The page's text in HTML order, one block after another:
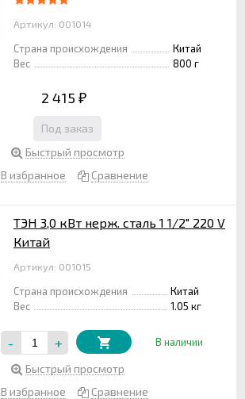
Артикул: 001014
Страна происхождения
Китай
Вес
800 г
2 415 ₽
Под заказ
Быстрый просмотр
В избранное
Сравнение
ТЭН 3,0 кВт нерж. сталь 1 1/2" 220 V
Китай
Артикул: 001015
Страна происхождения
Китай
Вес
1.05 кг
- + В наличии
Быстрый просмотр
В избранное
Сравнение